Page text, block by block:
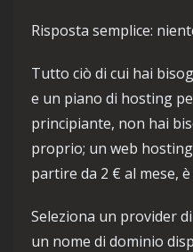
Risposta semplice:
Tutto ciò di cui hai
e un piano di hosting
principiante, non hai
proprio; un web
partire da 2 € al mese,
Seleziona un provider
un nome di dominio